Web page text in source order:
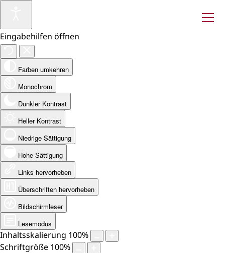
Eingabehilfen öffnen
Farben umkehren
Monochrom
Dunkler Kontrast
Heller Kontrast
Niedrige Sättigung
Hohe Sättigung
Links hervorheben
Überschriften hervorheben
Bildschirmleser
Lesemodus
Inhaltsskalierung 100%
Schriftgröße 100%